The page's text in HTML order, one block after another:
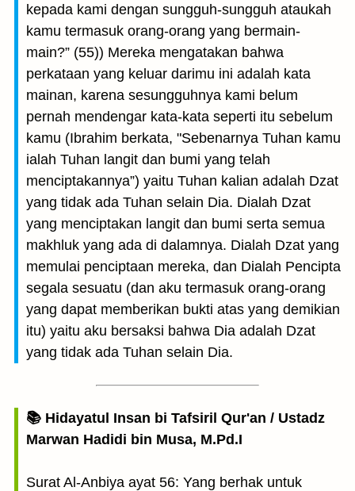
kepada kami dengan sungguh-sungguh ataukah
kamu termasuk orang-orang yang bermain-
main?” (55)) Mereka mengatakan bahwa
perkataan yang keluar darimu ini adalah kata
mainan, karena sesungguhnya kami belum
pernah mendengar kata-kata seperti itu sebelum
kamu (Ibrahim berkata, "Sebenarnya Tuhan kamu
ialah Tuhan langit dan bumi yang telah
menciptakannya”) yaitu Tuhan kalian adalah Dzat
yang tidak ada Tuhan selain Dia. Dialah Dzat
yang menciptakan langit dan bumi serta semua
makhluk yang ada di dalamnya. Dialah Dzat yang
memulai penciptaan mereka, dan Dialah Pencipta
segala sesuatu (dan aku termasuk orang-orang
yang dapat memberikan bukti atas yang demikian
itu) yaitu aku bersaksi bahwa Dia adalah Dzat
yang tidak ada Tuhan selain Dia.
📚 Hidayatul Insan bi Tafsiril Qur'an / Ustadz
Marwan Hadidi bin Musa, M.Pd.I
Surat Al-Anbiya ayat 56: Yang berhak untuk